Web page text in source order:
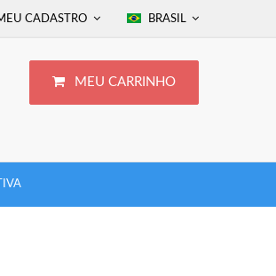
BRASIL
CADASTRO
MEU CARRINHO